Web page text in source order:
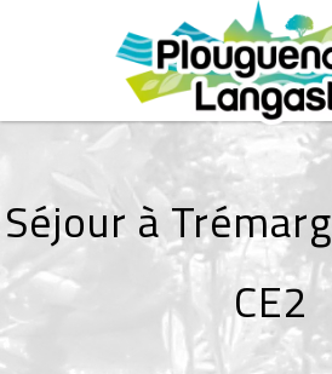
Séjour à
CE2